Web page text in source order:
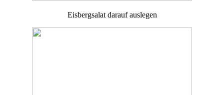
Eisbergsalat darauf auslegen